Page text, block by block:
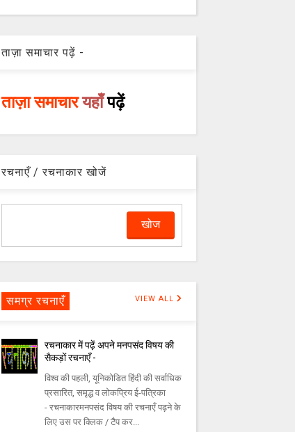
ताज़ा समाचार पढ़ें -
ताज़ा समाचारयहाँपढ़ें
रचनाएँ / रचनाकार खोजें
समग्र रचनाएँ VIEW ALL
रचनाकार में पढ़ें अपने मनपसंद विषय की
सैकड़ों रचनाएँ -
विश्व की पहली, यूनिकोडित हिंदी की सर्वाधिक
प्रसारित, समृद्ध व लोकप्रिय ई-पत्रिका
- रचनाकारमनपसंद विषय की रचनाएँ पढ़ने के
लिए उस पर क्लिक / टैप कर...